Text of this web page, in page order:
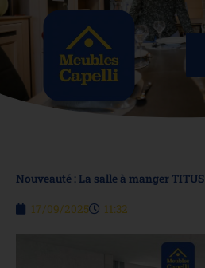
Nouveauté : La salle à manger TITUS
17/09/2025 11:32
Panneau de gestion des cookies